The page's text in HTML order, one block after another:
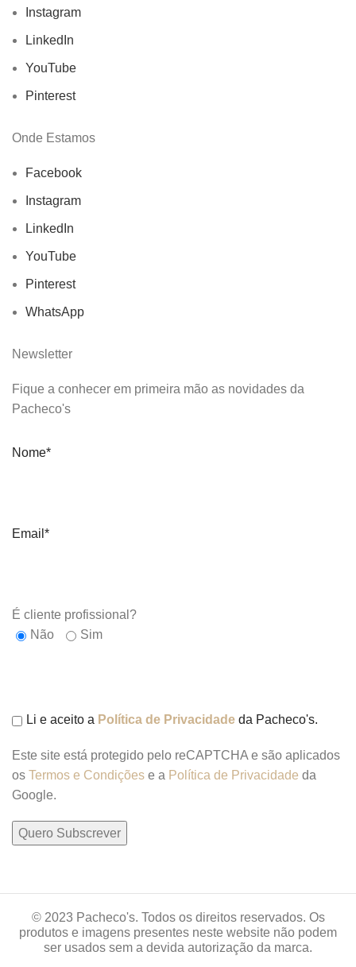
Instagram
LinkedIn
YouTube
Pinterest
Onde Estamos
Facebook
Instagram
LinkedIn
YouTube
Pinterest
WhatsApp
Newsletter
Fique a conhecer em primeira mão as novidades da
Pacheco's
Nome*
Email*
É cliente profissional?
Não
Sim
Li e aceito a Política de Privacidade da Pacheco's.
Este site está protegido pelo reCAPTCHA e são aplicados
os Termos e Condições e a Política de Privacidade da
Google.
© 2023 Pacheco's. Todos os direitos reservados. Os
produtos e imagens presentes neste website não podem
ser usados sem a devida autorização da marca.